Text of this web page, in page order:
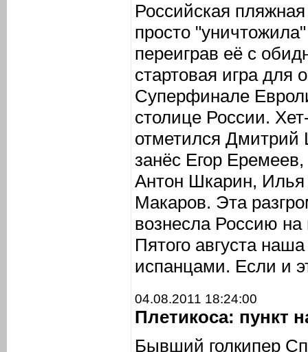
Российская
просто
переиграв её с
стартовая игра для
Суперфинале
столице России.
отметился
занёс Егор
Антон Шкарин, Илья
Макаров. Эта
вознесла Россию на
Пятого августа
испанцами. Если и
04.08.2011 18:24:00
Плетикоса: пункт
Бывший голкипер